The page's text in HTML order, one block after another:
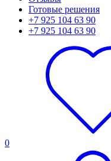
Готовые решения
+7 925 104 63 90
+7 925 104 63 90
0